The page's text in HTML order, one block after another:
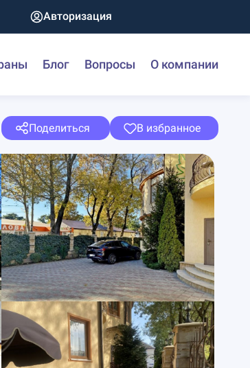
Авторизация
Блог Вопросы О компании
Поделиться В избранное